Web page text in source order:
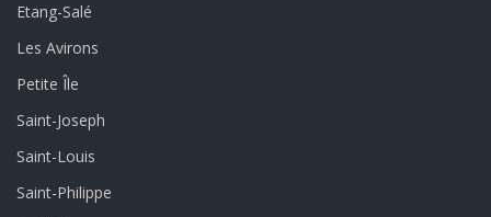
Etang-Salé
Les Avirons
Petite Île
Saint-Joseph
Saint-Louis
Saint-Philippe